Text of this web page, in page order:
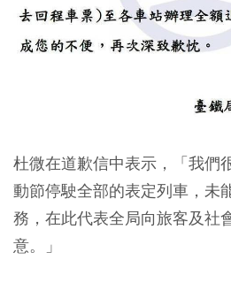
杜微在道歉信中表示，「我們
動節停駛全部的表定列車，未
務，在此代表全局向旅客及社
意。」